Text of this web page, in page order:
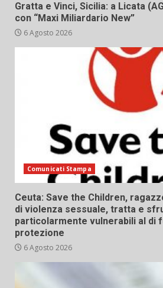
Gratta e Vinci, Sicilia: a Licata
con “Maxi Miliardario New”
6 Agosto 2026
Comunicati Stampa
Ceuta: Save the Children,
di violenza sessuale, tratta e
particolarmente vulnerabili al di
protezione
6 Agosto 2026